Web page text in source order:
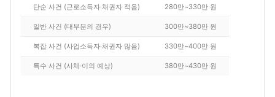
단순 사건 (근로소득자·채권자 적음) 280만~330만 원
일반 사건 (대부분의 경우) 300만~380만 원
복잡 사건 (사업소득자·채권자 많음) 330만~400만 원
특수 사건 (사채·이의 예상) 380만~430만 원